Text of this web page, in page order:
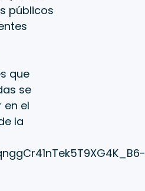
públicos
que
se
en el
la